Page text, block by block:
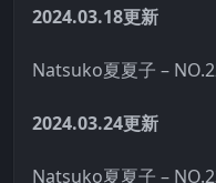
2024.03.18更新
Natsuko夏夏子 –
2024.03.24更新
Natsuko夏夏子 –